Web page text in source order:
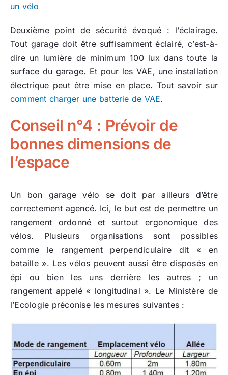
un vélo
Deuxième point de sécurité évoqué : l’éclairage.
Tout garage doit être suffisamment éclairé, c’est-à-
dire un lumière de minimum 100 lux dans toute la
surface du garage. Et pour les VAE, une installation
électrique peut être mise en place. Tout savoir sur
comment charger une batterie de VAE.
Conseil n°4 : Prévoir de
bonnes dimensions de
l’espace
Un bon garage vélo se doit par ailleurs d’être
correctement agencé. Ici, le but est de permettre un
rangement ordonné et surtout ergonomique des
vélos. Plusieurs organisations sont possibles
comme le rangement perpendiculaire dit « en
bataille ». Les vélos peuvent aussi être disposés en
épi ou bien les uns derrière les autres ; un
rangement appelé « longitudinal ». Le Ministère de
l’Ecologie préconise les mesures suivantes :